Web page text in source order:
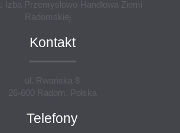
Izba Przemysłowo-Handlowa Ziemi
Radomskiej
Kontakt
ul. Rwańska 8
26-600 Radom, Polska
Telefony